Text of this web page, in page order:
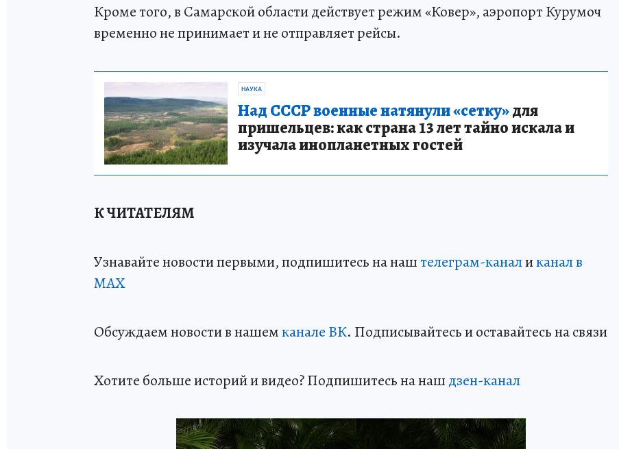
Кроме того, в Самарской области действует режим «Ковер», аэропорт Курумоч
временно не принимает и не отправляет рейсы.
НАУКА
Над СССР военные натянули «сетку»для
пришельцев: как страна 13 лет тайно искала и
изучала инопланетных гостей
К ЧИТАТЕЛЯМ
Узнавайте новости первыми, подпишитесь на наштелеграм-каналиканал в
МАХ
Обсуждаем новости в нашемканале ВК. Подписывайтесь и оставайтесь на связи
Хотите больше историй и видео? Подпишитесь на наш дзен-канал